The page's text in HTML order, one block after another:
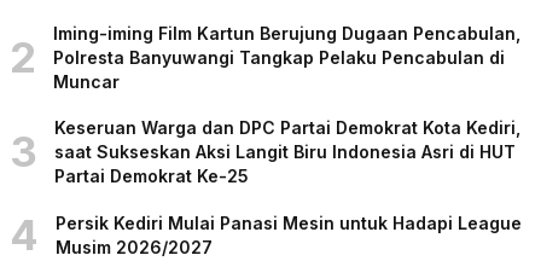
2
Iming-iming Film Kartun Berujung Dugaan Pencabulan,
Polresta Banyuwangi Tangkap Pelaku Pencabulan di
Muncar
3
Keseruan Warga dan DPC Partai Demokrat Kota Kediri,
saat Sukseskan Aksi Langit Biru Indonesia Asri di HUT
Partai Demokrat Ke-25
4
Persik Kediri Mulai Panasi Mesin untuk Hadapi League
Musim 2026/2027